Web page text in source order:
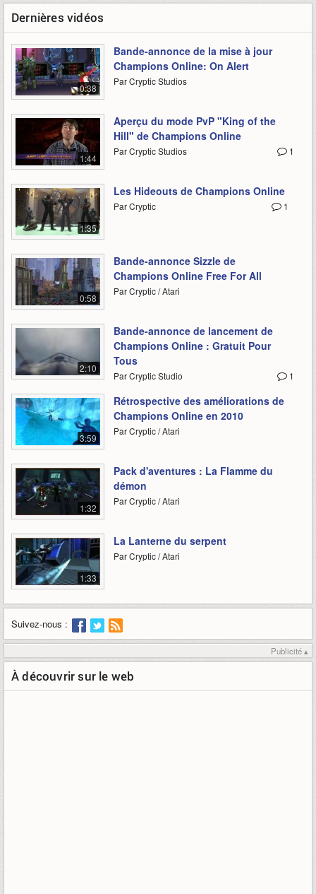
Dernières vidéos
0:38
Bande-annonce de la mise à jour
Champions Online: On Alert
Par Cryptic Studios
1:44
Aperçu du mode PvP "King of the
Hill" de Champions Online
1
Par Cryptic Studios
1:35
Les Hideouts de Champions Online
1
Par Cryptic
0:58
Bande-annonce Sizzle de
Champions Online Free For All
Par Cryptic / Atari
2:10
Bande-annonce de lancement de
Champions Online : Gratuit Pour
Tous
1
Par Cryptic Studio
3:59
Rétrospective des améliorations de
Champions Online en 2010
Par Cryptic / Atari
1:32
Pack d'aventures : La Flamme du
démon
Par Cryptic / Atari
1:33
La Lanterne du serpent
Par Cryptic / Atari
Suivez-nous :
Publicité ▴
À découvrir sur le web